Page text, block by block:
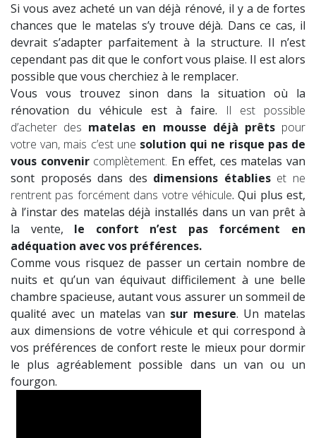
Si vous avez acheté un van déjà rénové, il y a de fortes
chances que le matelas s’y trouve déjà. Dans ce cas, il
devrait s’adapter parfaitement à la structure. Il n’est
cependant pas dit que le confort vous plaise. Il est alors
possible que vous cherchiez à le remplacer.
Vous vous trouvez sinon dans la situation où la
rénovation du véhicule est à faire.
Il est possible
d’acheter des matelas en mousse déjà prêtspour
votre van, mais c’est une solution qui ne risque pas de
vous convenir complètement. En effet, ces matelas van
sont proposés dans des dimensions établies et ne
rentrent pas forcément dans votre véhicule. Qui plus est,
à l’instar des matelas déjà installés dans un van prêt à
la vente, le confort n’est pas forcément en
adéquation avec vos préférences.
Comme vous risquez de passer un certain nombre de
nuits et qu’un van équivaut difficilement à une belle
chambre spacieuse, autant vous assurer un sommeil de
qualité avec un matelas van sur mesure. Un matelas
aux dimensions de votre véhicule et qui correspond à
vos préférences de confort reste le mieux pour dormir
le plus agréablement possible dans un van ou un
fourgon.